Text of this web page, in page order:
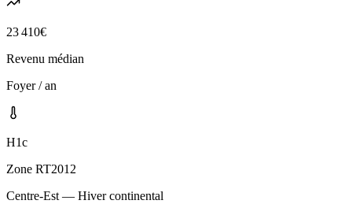
23 410€
Revenu médian
Foyer / an
H1c
Zone RT2012
Centre-Est — Hiver continental